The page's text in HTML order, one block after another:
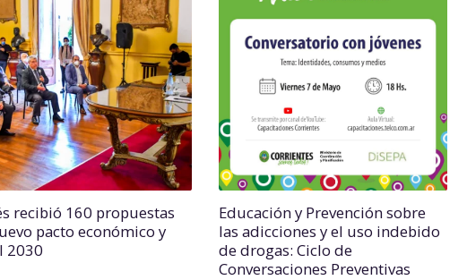
recibió 160 propuestas
pacto económico y
2030
Educación y Prevención sobre
las adicciones y el uso indebido
de drogas: Ciclo de
Conversaciones Preventivas